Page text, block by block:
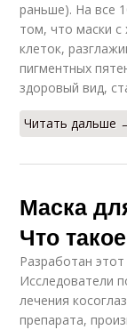
раньше). На все
том, что маски с
клеток,
пигментных
здоровый вид,
Читать дальше
Маска
Что
Разработан
Исследователи
лечения
препарата,